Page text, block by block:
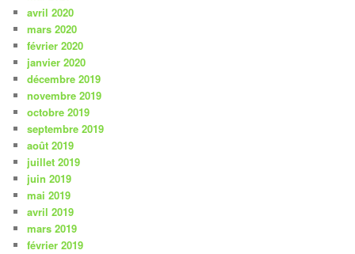
avril 2020
mars 2020
février 2020
janvier 2020
décembre 2019
novembre 2019
octobre 2019
septembre 2019
août 2019
juillet 2019
juin 2019
mai 2019
avril 2019
mars 2019
février 2019